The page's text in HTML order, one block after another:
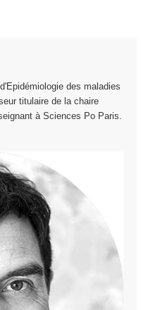
des maladies
titulaire de la chaire
à Sciences Po Paris.